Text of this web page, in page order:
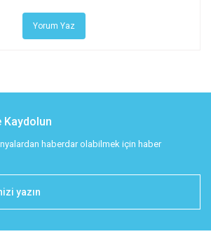
Yorum Yaz
Kaydolun
haberdar olabilmek için haber